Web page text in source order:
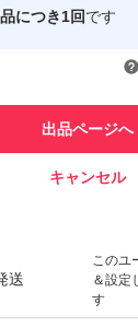
引を
での取
送
このユ
＆設定
す
につき1回です
出品ページへ
キャンセル